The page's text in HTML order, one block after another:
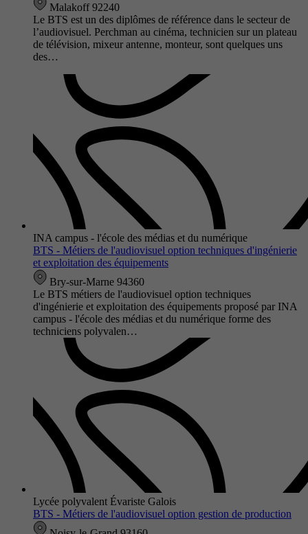
Malakoff 92240
Le BTS est un des diplômes de référence dans le secteur de
l’audiovisuel. Perchman au cinéma, technicien sur un plateau
de télévision, mixeur antenne, monteur, sont quelques uns
des…
INA campus - l'école des médias et du numérique
BTS - Métiers de l'audiovisuel option techniques d'ingénierie
et exploitation des équipements
Bry-sur-Marne 94360
Le BTS métiers de l'audiovisuel option techniques
d'ingénierie et exploitation des équipements proposé par INA
campus - l'école des médias et du numérique forme des
techniciens polyvalen…
Lycée polyvalent Évariste Galois
BTS - Métiers de l'audiovisuel option gestion de production